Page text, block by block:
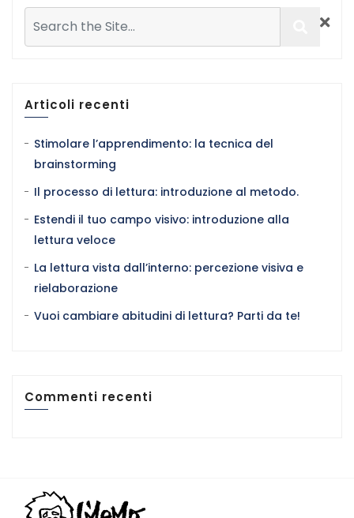
Articoli recenti
Stimolare l’apprendimento: la tecnica del
brainstorming
Il processo di lettura: introduzione al metodo.
Estendi il tuo campo visivo: introduzione alla
lettura veloce
La lettura vista dall’interno: percezione visiva e
rielaborazione
Vuoi cambiare abitudini di lettura? Parti da te!
Commenti recenti